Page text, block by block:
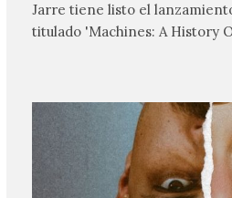
Jarre tiene listo el
titulado 'Machines: A History